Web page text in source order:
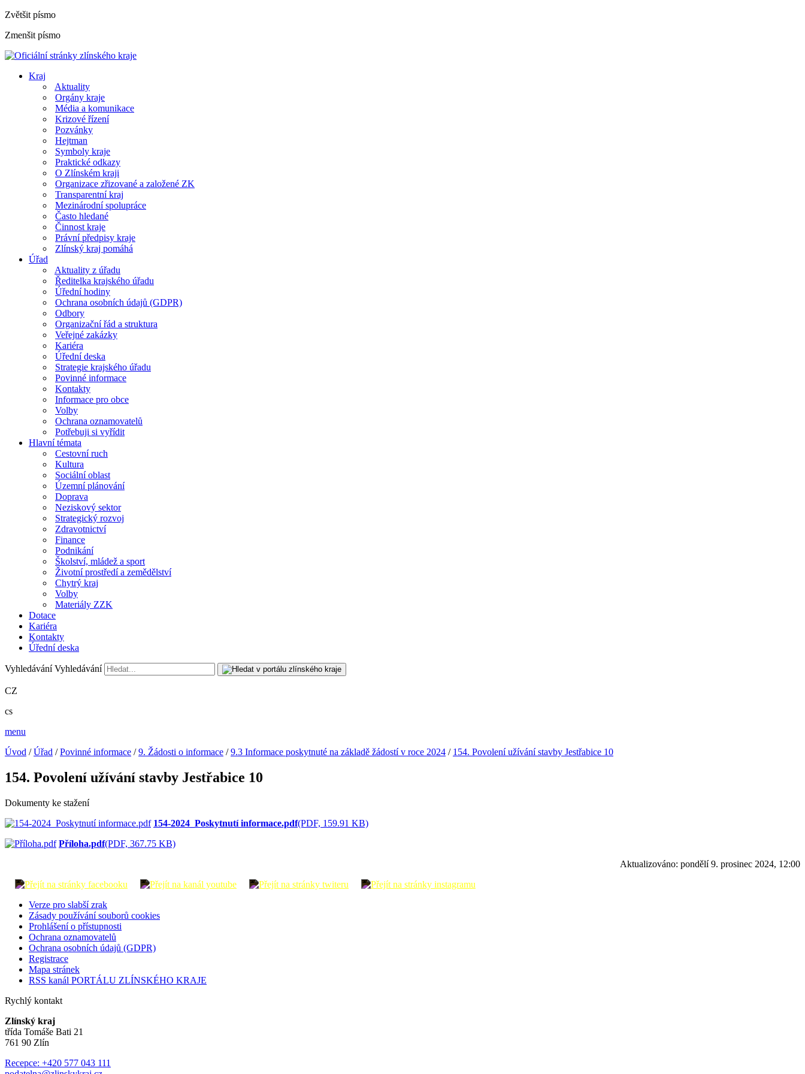
Zvětšit písmo
Zmenšit písmo
Kraj
Aktuality
Orgány kraje
Média a komunikace
Krizové řízení
Pozvánky
Hejtman
Symboly kraje
Praktické odkazy
O Zlínském kraji
Organizace zřizované a založené ZK
Transparentní kraj
Mezinárodní spolupráce
Často hledané
Činnost kraje
Právní předpisy kraje
Zlínský kraj pomáhá
Úřad
Aktuality z úřadu
Ředitelka krajského úřadu
Úřední hodiny
Ochrana osobních údajů (GDPR)
Odbory
Organizační řád a struktura
Veřejné zakázky
Kariéra
Úřední deska
Strategie krajského úřadu
Povinné informace
Kontakty
Informace pro obce
Volby
Ochrana oznamovatelů
Potřebuji si vyřídit
Hlavní témata
Cestovní ruch
Kultura
Sociální oblast
Územní plánování
Doprava
Neziskový sektor
Strategický rozvoj
Zdravotnictví
Finance
Podnikání
Školství, mládež a sport
Životní prostředí a zemědělství
Chytrý kraj
Volby
Materiály ZZK
Dotace
Kariéra
Kontakty
Úřední deska
Vyhledávání Vyhledávání
CZ
cs
menu
Úvod /Úřad /Povinné informace /9. Žádosti o informace /9.3 Informace poskytnuté na základě žádostí v roce 2024 / 154. Povolení užívání stavby Jestřabice 10
154. Povolení užívání stavby Jestřabice 10
Dokumenty ke stažení
154-2024_Poskytnutí informace.pdf(PDF, 159.91 KB)
Příloha.pdf(PDF, 367.75 KB)
Aktualizováno: pondělí 9. prosinec 2024, 12:00
Verze pro slabší zrak
Zásady používání souborů cookies
Prohlášení o přístupnosti
Ochrana oznamovatelů
Ochrana osobních údajů (GDPR)
Registrace
Mapa stránek
RSS kanál PORTÁLU ZLÍNSKÉHO KRAJE
Rychlý kontakt
Zlínský kraj
třída Tomáše Bati 21
761 90 Zlín
Recepce: +420 577 043 111